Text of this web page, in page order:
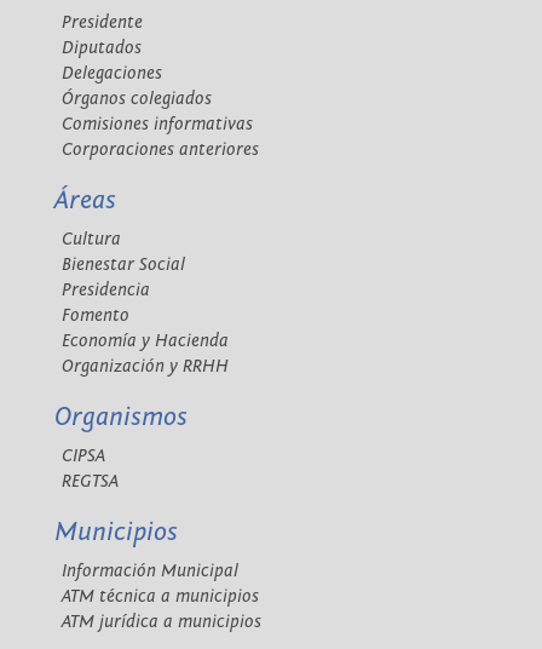
Presidente
Diputados
Delegaciones
Órganos colegiados
Comisiones informativas
Corporaciones anteriores
Áreas
Cultura
Bienestar Social
Presidencia
Fomento
Economía y Hacienda
Organización y RRHH
Organismos
CIPSA
REGTSA
Municipios
Información Municipal
ATM técnica a municipios
ATM jurídica a municipios